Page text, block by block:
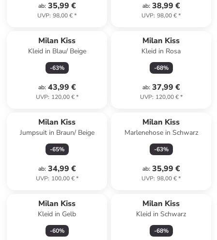
ab: 35,99 €
UVP: 98,00 €*
ab: 38,99 €
UVP: 98,00 €*
Milan Kiss
Kleid in Blau/ Beige
-63%
ab: 43,99 €
UVP: 120,00 €*
Milan Kiss
Kleid in Rosa
-68%
ab: 37,99 €
UVP: 120,00 €*
Milan Kiss
Jumpsuit in Braun/ Beige
-65%
ab: 34,99 €
UVP: 100,00 €*
Milan Kiss
Marlenehose in Schwarz
-63%
ab: 35,99 €
UVP: 98,00 €*
Milan Kiss
Kleid in Gelb
-60%
Milan Kiss
Kleid in Schwarz
-68%